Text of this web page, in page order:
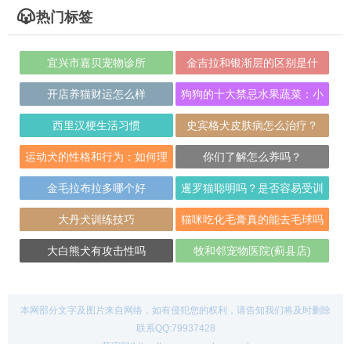
热门标签
宜兴市嘉贝宠物诊所
金吉拉和银渐层的区别是什
么？
开店养猫财运怎么样
狗狗的十大禁忌水果蔬菜：小
心喂食
西里汉梗生活习惯 史宾格犬皮肤病怎么治疗？
运动犬的性格和行为：如何理
解和改善它们的
你们了解怎么养吗？
金毛拉布拉多哪个好
暹罗猫聪明吗？是否容易受训
呢？
大丹犬训练技巧 猫咪吃化毛膏真的能去毛球吗
大白熊犬有攻击性吗 牧和邻宠物医院(蓟县店)
本网部分文字及图片来自网络，如有侵犯您的权利，请告知我们将及时删除
联系QQ:79937428